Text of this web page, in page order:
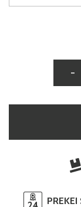
−